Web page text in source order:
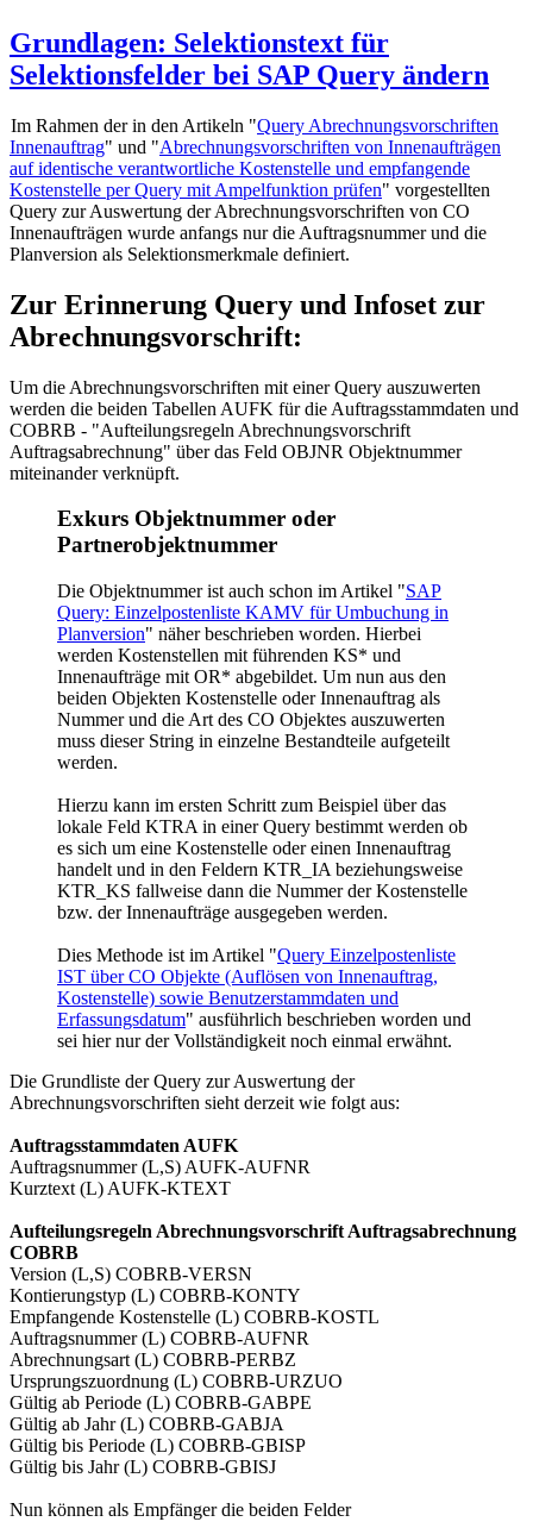
Grundlagen: Selektionstext für
Selektionsfelder bei SAP Query ändern
Im Rahmen der in den Artikeln "Query Abrechnungsvorschriften
Innenauftrag" und "Abrechnungsvorschriften von Innenaufträgen
auf identische verantwortliche Kostenstelle und empfangende
Kostenstelle per Query mit Ampelfunktion prüfen" vorgestellten
Query zur Auswertung der Abrechnungsvorschriften von CO
Innenaufträgen wurde anfangs nur die Auftragsnummer und die
Planversion als Selektionsmerkmale definiert.
Zur Erinnerung Query und Infoset zur
Abrechnungsvorschrift:
Um die Abrechnungsvorschriften mit einer Query auszuwerten
werden die beiden Tabellen AUFK für die Auftragsstammdaten und
COBRB - "Aufteilungsregeln Abrechnungsvorschrift
Auftragsabrechnung" über das Feld OBJNR Objektnummer
miteinander verknüpft.
Exkurs Objektnummer oder
Partnerobjektnummer
Die Objektnummer ist auch schon im Artikel "SAP
Query: Einzelpostenliste KAMV für Umbuchung in
Planversion" näher beschrieben worden. Hierbei
werden Kostenstellen mit führenden KS* und
Innenaufträge mit OR* abgebildet. Um nun aus den
beiden Objekten Kostenstelle oder Innenauftrag als
Nummer und die Art des CO Objektes auszuwerten
muss dieser String in einzelne Bestandteile aufgeteilt
werden.
Hierzu kann im ersten Schritt zum Beispiel über das
lokale Feld KTRA in einer Query bestimmt werden ob
es sich um eine Kostenstelle oder einen Innenauftrag
handelt und in den Feldern KTR_IA beziehungsweise
KTR_KS fallweise dann die Nummer der Kostenstelle
bzw. der Innenaufträge ausgegeben werden.
Dies Methode ist im Artikel "Query Einzelpostenliste
IST über CO Objekte (Auflösen von Innenauftrag,
Kostenstelle) sowie Benutzerstammdaten und
Erfassungsdatum" ausführlich beschrieben worden und
sei hier nur der Vollständigkeit noch einmal erwähnt.
Die Grundliste der Query zur Auswertung der
Abrechnungsvorschriften sieht derzeit wie folgt aus:
Auftragsstammdaten AUFK
Auftragsnummer (L,S) AUFK-AUFNR
Kurztext (L) AUFK-KTEXT
Aufteilungsregeln Abrechnungsvorschrift Auftragsabrechnung
COBRB
Version (L,S) COBRB-VERSN
Kontierungstyp (L) COBRB-KONTY
Empfangende Kostenstelle (L) COBRB-KOSTL
Auftragsnummer (L) COBRB-AUFNR
Abrechnungsart (L) COBRB-PERBZ
Ursprungszuordnung (L) COBRB-URZUO
Gültig ab Periode (L) COBRB-GABPE
Gültig ab Jahr (L) COBRB-GABJA
Gültig bis Periode (L) COBRB-GBISP
Gültig bis Jahr (L) COBRB-GBISJ
Nun können als Empfänger die beiden Felder